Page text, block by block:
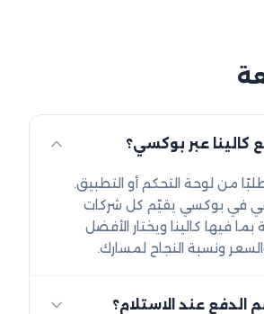
عبر بوكسي؟
من لوحة التحكم أو التطبيق.
في بوكسي يقيّم كل شركات
بما فيها كالينا ويختار الأفضل
ونسبة النجاح لمسارك.
الدفع عند الاستلام؟